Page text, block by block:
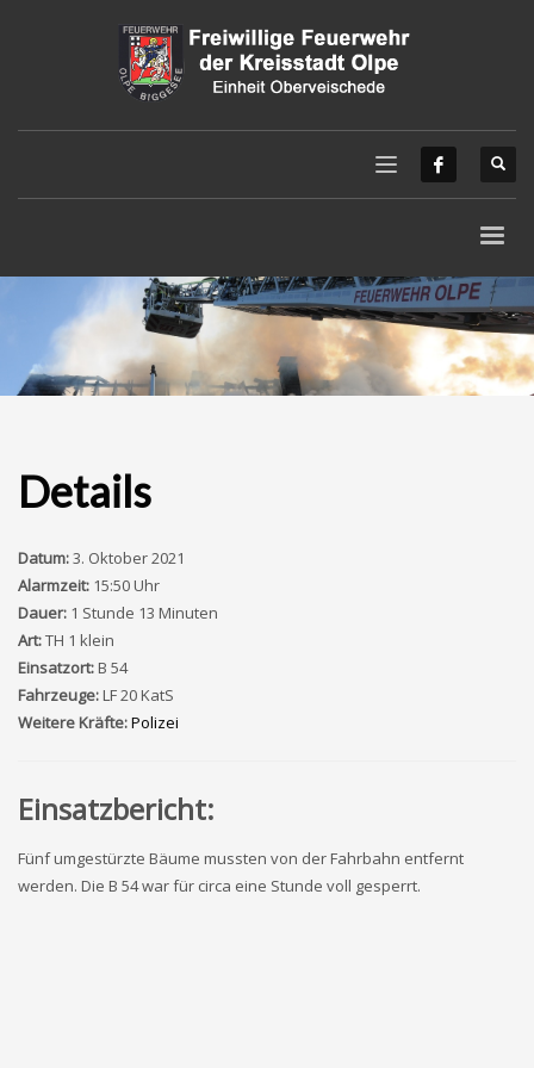
Details
Datum:3. Oktober 2021
Alarmzeit: 15:50 Uhr
Dauer: 1 Stunde 13 Minuten
Art:TH 1 klein
Einsatzort:B 54
Fahrzeuge:LF 20 KatS
Weitere Kräfte:Polizei
Einsatzbericht:
Fünf umgestürzte Bäume mussten von der Fahrbahn entfernt
werden. Die B 54 war für circa eine Stunde voll gesperrt.